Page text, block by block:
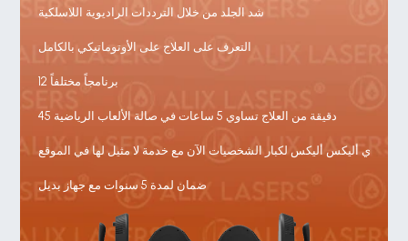
شد الجلد من خلال الترددات الراديوية اللاسلكية
التعرف على العلاج على الأوتوماتيكي بالكامل
12 برنامجاً مختلفاً
45 دقيقة من العلاج تساوي 5 ساعات في صالة الألعاب الرياضية
نادي أليكس أليكس لكبار الشخصيات الآن مع خدمة لا مثيل لها في الموقع
ضمان لمدة 5 سنوات مع جهاز بديل